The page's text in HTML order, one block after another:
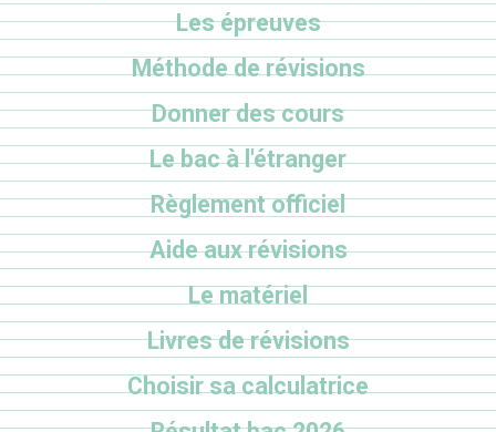
Les épreuves
Méthode de révisions
Donner des cours
Le bac à l'étranger
Règlement officiel
Aide aux révisions
Le matériel
Livres de révisions
Choisir sa calculatrice